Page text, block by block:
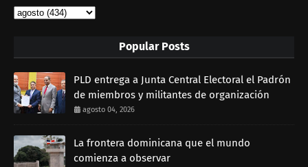
Popular Posts
PLD entrega a Junta Central Electoral el Padrón
de miembros y militantes de organización
agosto 04, 2026
La frontera dominicana que el mundo
comienza a observar